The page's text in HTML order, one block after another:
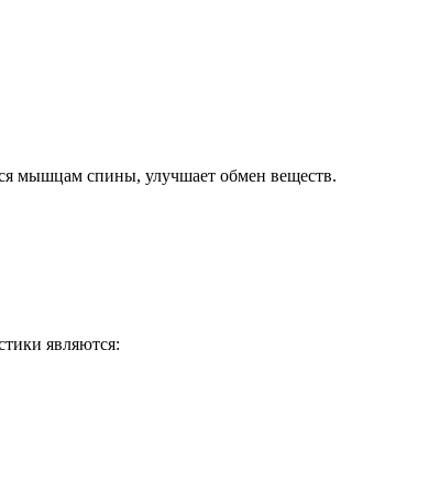
мышцам спины, улучшает обмен веществ.
являются: